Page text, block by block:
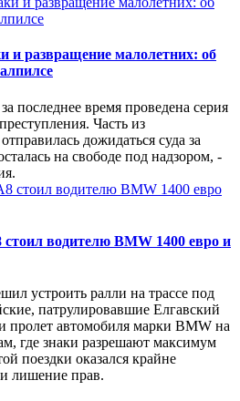
и развращение малолетних: об
последнее время проведена серия
Часть из
дожидаться суда за
на свободе под надзором, -
стоил водителю BMW 1400 евро и
устроить ралли на трассе под
патрулировавшие Елгавский
пролет автомобиля марки BMW на
где знаки разрешают максимум
поездки оказался крайне
лишение прав.